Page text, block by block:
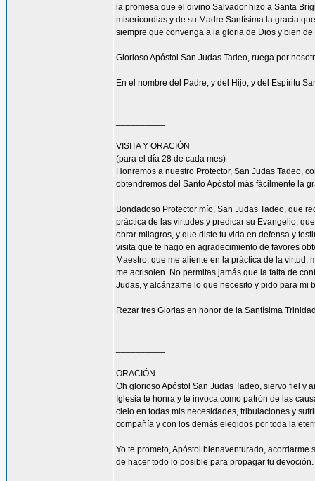
la promesa que el divino Salvador hizo a Santa
misericordias y de su Madre Santísima la gracia
siempre que convenga a la gloria de Dios y bien de
Glorioso Apóstol San Judas Tadeo, ruega por
En el nombre del Padre, y del Hijo, y del Espíritu
VISITA Y ORACIÓN
(para el día 28 de cada mes)
Honremos a nuestro Protector, San Judas Tadeo,
obtendremos del Santo Apóstol más fácilmente la
Bondadoso Protector mío, San Judas Tadeo, que
práctica de las virtudes y predicar su Evangelio,
obrar milagros, y que diste tu vida en defensa y
visita que te hago en agradecimiento de favores
Maestro, que me aliente en la práctica de la
me acrisolen. No permitas jamás que la falta de
Judas, y alcánzame lo que necesito y pido para mi
Rezar tres Glorias en honor de la Santísima
ORACIÓN
Oh glorioso Apóstol San Judas Tadeo, siervo fiel y
Iglesia te honra y te invoca como patrón de las
cielo en todas mis necesidades, tribulaciones y
compañía y con los demás elegidos por toda la
Yo te prometo, Apóstol bienaventurado,
de hacer todo lo posible para propagar tu devoción.